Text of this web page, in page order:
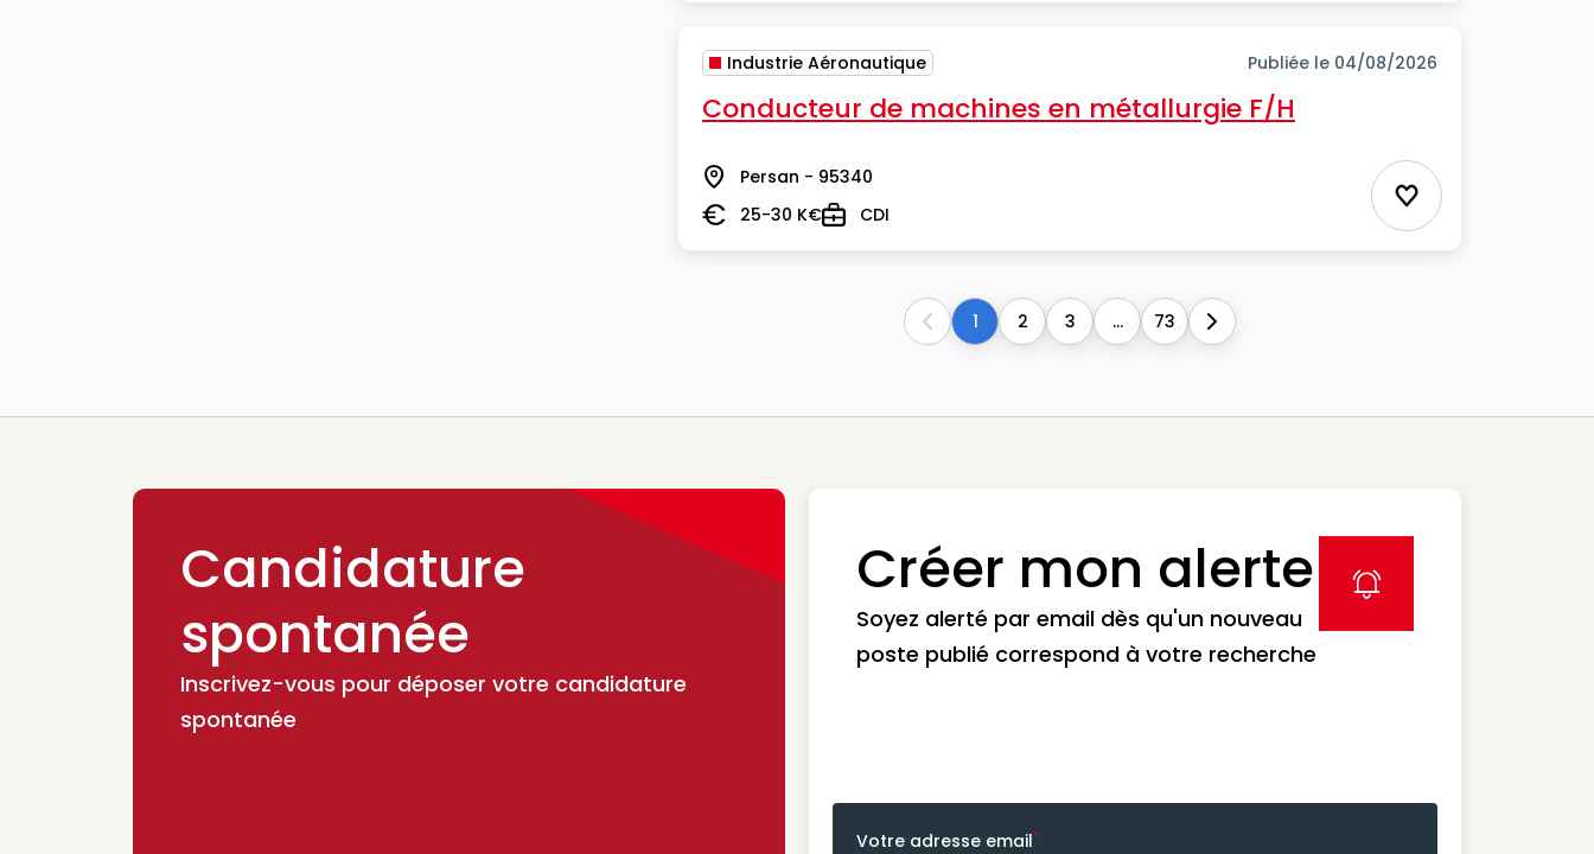
Industrie Aéronautique Publiée le 04/08/2026
Conducteur de machines en métallurgie F/H
Lieu Persan - 95340
Salaire25-30 K€TypeCDI Ajouter aux
Previous
1 2 3 ... 73 Next
Candidature
spontanée
Inscrivez-vous pour déposer votre candidature
spontanée
Créer mon alerte
Soyez alerté par email dès qu'un nouveau
poste publié correspond à votre recherche
label icon
Votre adresse email*